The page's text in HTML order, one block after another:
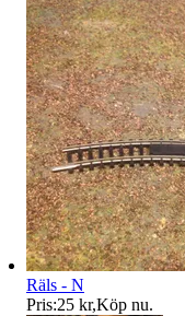
Räls - N
Pris:25 kr,Köp nu.